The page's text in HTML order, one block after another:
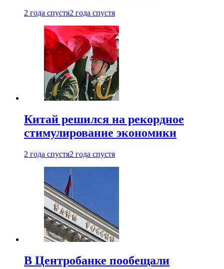
2 года спустя2 года спустя
Китай решился на рекордное
стимулирование экономики
2 года спустя2 года спустя
В Центробанке пообещали